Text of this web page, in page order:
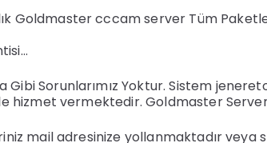
Goldmaster cccam server Tüm
Gibi Sorunlarımız Yoktur. Sistem
hizmet vermektedir. Goldmaster
mail adresinize yollanmaktadır veya